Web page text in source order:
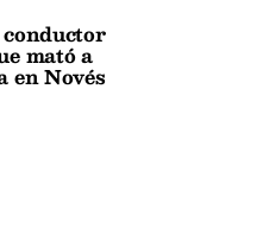
mató a
en Novés